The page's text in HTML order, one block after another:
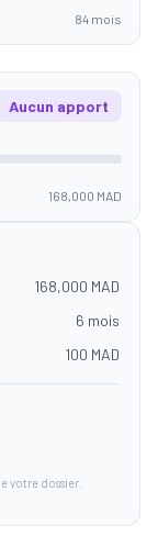
84 mois
Aucun apport
168,000 MAD
168,000 MAD
6 mois
100 MAD
votre dossier.